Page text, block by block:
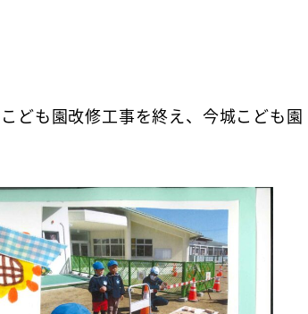
ども園改修工事を終え、今城こども園